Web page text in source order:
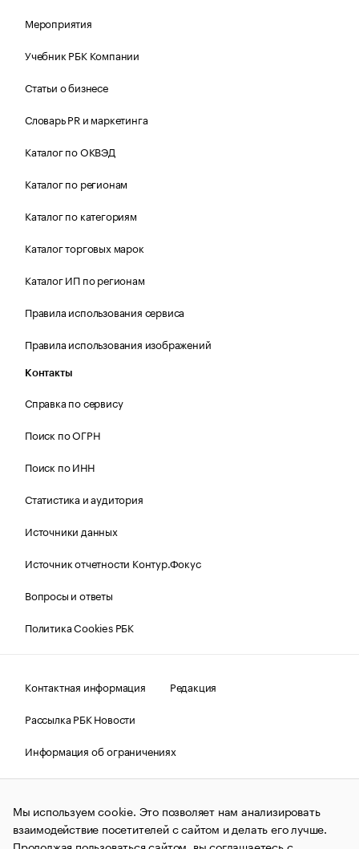
Мероприятия
Учебник РБК Компании
Статьи о бизнесе
Словарь PR и маркетинга
Каталог по ОКВЭД
Каталог по регионам
Каталог по категориям
Каталог торговых марок
Каталог ИП по регионам
Правила использования сервиса
Правила использования изображений
Контакты
Справка по сервису
Поиск по ОГРН
Поиск по ИНН
Статистика и аудитория
Источники данных
Источник отчетности Контур.Фокус
Вопросы и ответы
Политика Cookies РБК
Контактная информация
Редакция
Рассылка РБК Новости
Информация об ограничениях
Правовая информация
О соблюдении авторских прав
© АО «РОСБИЗНЕСКОНСАЛТИНГ»,1995–2026.Сообщения
и материалы информационного агентства «РБК»
(зарегистрировано Федеральной службой по надзору в сфере
Мы используем cookie. Это позволяет нам анализировать
взаимодействие посетителей с сайтом и делать его лучше.